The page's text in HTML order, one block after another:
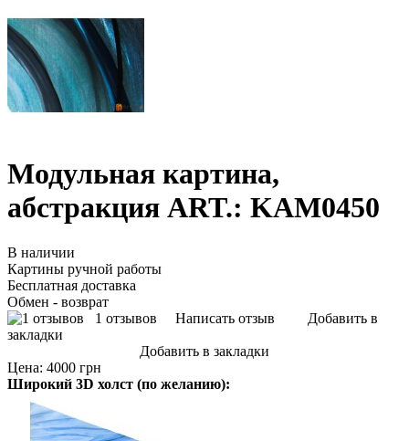
Модульная картина,
абстракция ART.: KAM0450
В наличии
Картины ручной работы
Бесплатная доставка
Обмен - возврат
1 отзывов
Написать отзыв
Добавить в
закладки
Добавить в закладки
Цена: 4000 грн
Широкий 3D холст (по желанию):